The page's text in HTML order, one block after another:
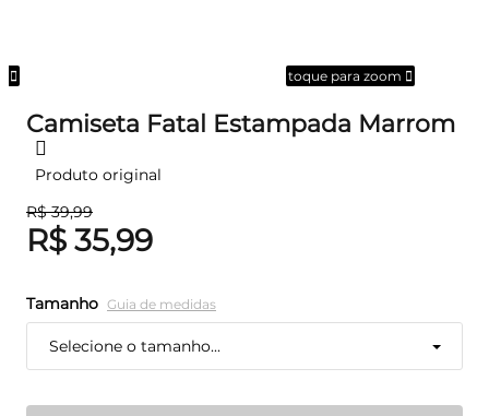
toque para zoom
Camiseta Fatal Estampada Marrom
Produto original
R$ 39,99
R$ 35,99
Tamanho Guia de medidas
Selecione o tamanho...